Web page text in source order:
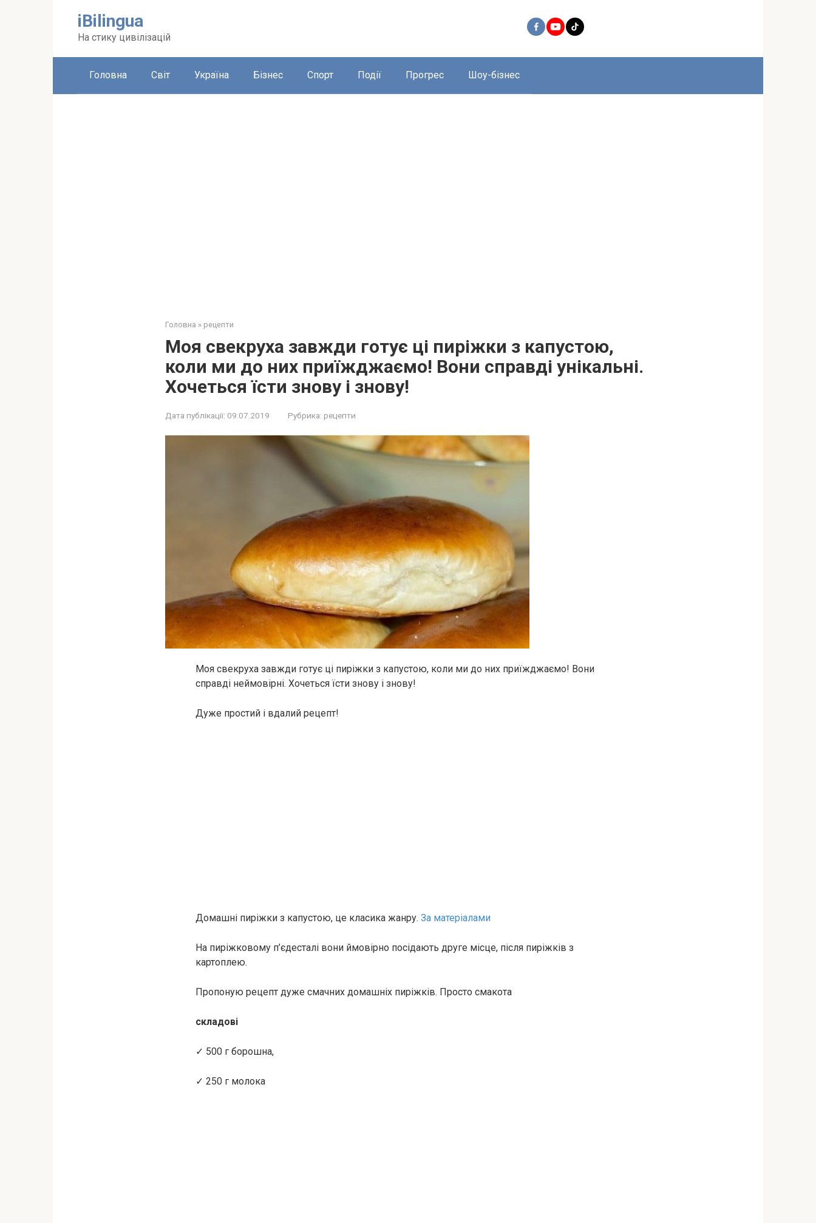
iBilingua
На стику цивілізацій
Головна Світ Україна Бізнес Спорт Події Прогрес Шоу-бізнес
Головна » рецепти
Моя свекруха завжди готує ці пиріжки з капустою,
коли ми до них приїжджаємо! Вони справді унікaльні.
Хочеться їсти знову і знову!
Дата публікації: 09.07.2019 Рубрика: рецепти
Моя свекруха завжди готує ці пиріжки з капустою, коли ми до них приїжджаємо! Вони
справді неймовірні. Хочеться їсти знову і знову!
Дуже простий і вдалий рецепт!
Домашні пиріжки з капустою, це класика жанру. За матеріалами
На пиріжковому п’єдесталі вони ймовірно посідають друге місце, після пиріжків з
картоплею.
Пропоную рецепт дуже смачних домашніх пиріжків. Просто смакота
складові
✓ 500 г борошна,
✓ 250 г молока